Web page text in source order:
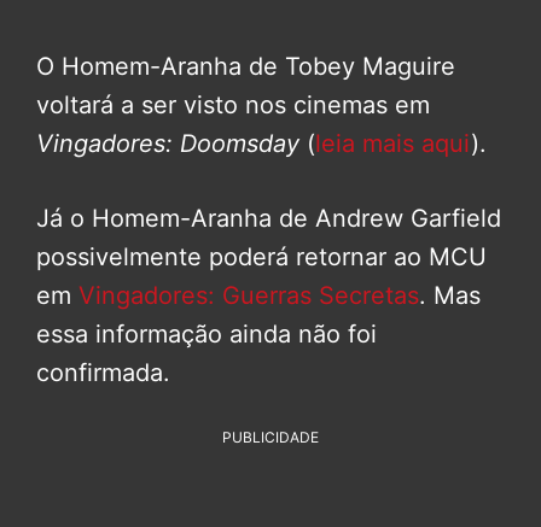
O Homem-Aranha de Tobey Maguire
voltará a ser visto nos cinemas em
Vingadores: Doomsday (leia mais aqui).
Já o Homem-Aranha de Andrew Garfield
possivelmente poderá retornar ao MCU
em Vingadores: Guerras Secretas. Mas
essa informação ainda não foi
confirmada.
PUBLICIDADE